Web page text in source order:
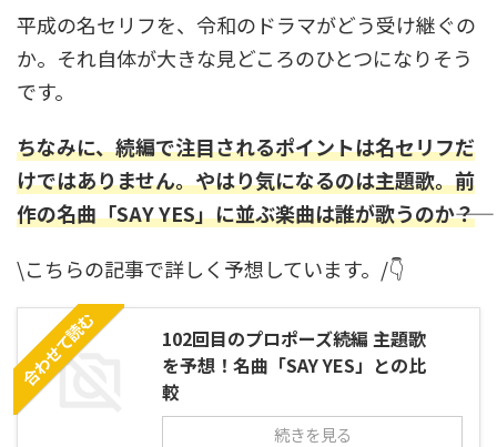
平成の名セリフを、令和のドラマがどう受け継ぐの
か。それ自体が大きな見どころのひとつになりそう
です。
ちなみに、続編で注目されるポイントは名セリフだ
けではありません。やはり気になるのは主題歌。前
作の名曲「SAY YES」に並ぶ楽曲は誰が歌うのか――？
\こちらの記事で詳しく予想しています。/👇
合わせて読む
102回目のプロポーズ続編 主題歌
を予想！名曲「SAY YES」との比
較
続きを見る